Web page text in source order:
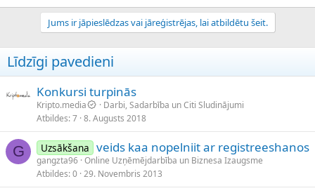
Jums ir jāpieslēdzas vai jāreģistrējas, lai atbildētu šeit.
Līdzīgi pavedieni
Konkursi turpinās
Kripto.media
Darbi, Sadarbība un Citi Sludinājumi
Atbildes 7 8. Augusts 2018
G Uzsākšana veids kaa nopelniit ar registreeshanos
gangzta96 Online Uzņēmējdarbība un Biznesa Izaugsme
Atbildes 0 29. Novembris 2013